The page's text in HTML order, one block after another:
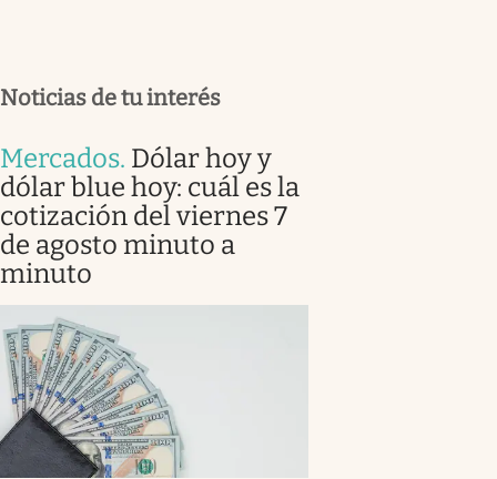
Noticias de tu interés
Mercados. Dólar hoy y
dólar blue hoy: cuál es la
cotización del viernes 7
de agosto minuto a
minuto